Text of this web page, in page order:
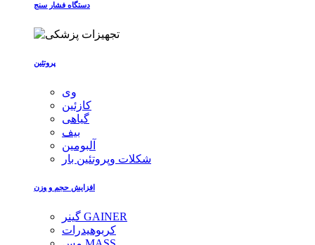
دستگاه فشار سنج
پروتئین
وی
کازئین
گیاهی
بیف
آلبومین
شکلات وپروتئین بار
افزایش حجم و وزن
گینر GAINER
کربوهیدرات